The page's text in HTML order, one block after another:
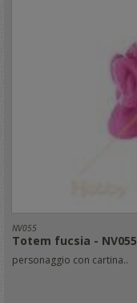
NV055
Totem fucsia - NV055
personaggio con cartina..